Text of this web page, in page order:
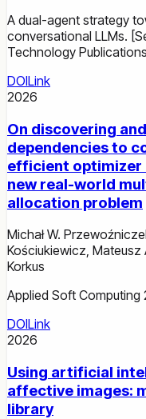
A dual-agent strategy
conversational LLMs.
Technology
DOILink
2026
On discovering
dependencies to
efficient optimizer
new real-world
allocation problem
Michał W.
Kościukiewicz, Mateusz
Korkus
Applied Soft Computing
DOILink
2026
Using artificial
affective images:
library